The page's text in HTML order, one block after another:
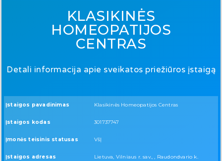
KLASIKINĖS
HOMEOPATIJOS
CENTRAS
Detali informacija apie sveikatos priežiūros įstaigą
Įstaigos pavadinimas Klasikinės Homeopatijos Centras
Įstaigos kodas 301737747
Įmonės teisinis statusas VšĮ
Įstaigos adresas Lietuva, Vilniaus r. sav., , Raudondvario k.